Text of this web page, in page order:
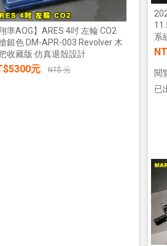
翔準AOG】ARES 4吋 左輪 CO2
銀色 DM-APR-003 Revolver 木
收藏版 仿真退殼設計
元 NT$ 元
【
張/
生
系
閱
已